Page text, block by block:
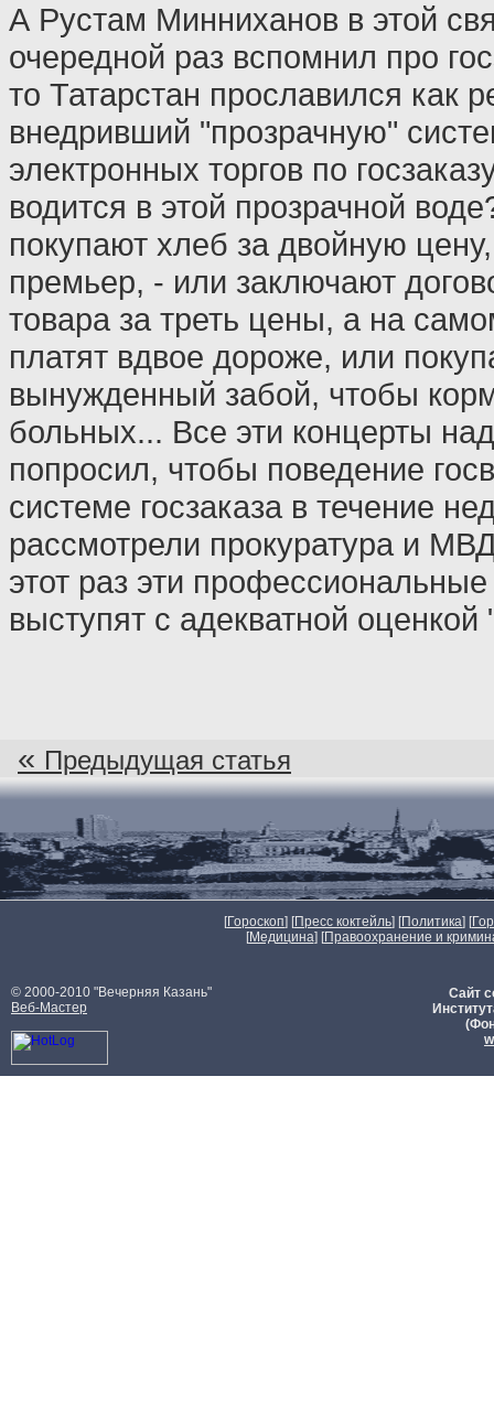
А Рустам Минниханов в этой
очередной раз вспомнил про
то Татарстан прославился как
внедривший "прозрачную"
электронных торгов по
водится в этой прозрачной
покупают хлеб за двойную
премьер, - или заключают
товара за треть цены, а на
платят вдвое дороже, или
вынужденный забой, чтобы
больных... Все эти концерты
попросил, чтобы поведение
системе госзаказа в течение
рассмотрели прокуратура и
этот раз эти профессиональные
выступят с адекватной оценкой
« Предыдущая статья
[Гороскоп] [Пресс коктейль] [Политика] [
[Медицина] [Правоохранение и
© 2000-2010 "Вечерняя Казань"
Веб-Мастер
Сайт